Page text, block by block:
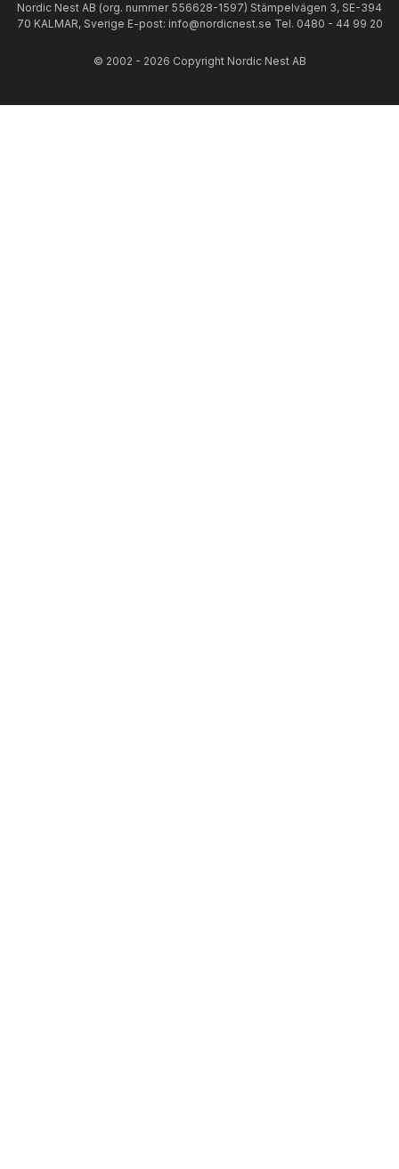
Nordic Nest AB (org. nummer 556628-1597) Stämpelvägen 3, SE-394
70 KALMAR, Sverige E-post: info@nordicnest.se Tel. 0480 - 44 99 20
© 2002 - 2026 Copyright Nordic Nest AB